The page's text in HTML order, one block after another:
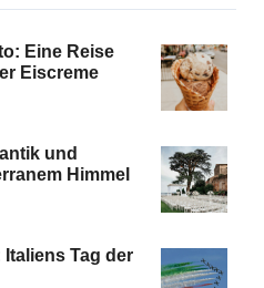
Eine Reise
Eiscreme
und
Himmel
Tag der